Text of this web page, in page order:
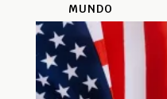
MUNDO